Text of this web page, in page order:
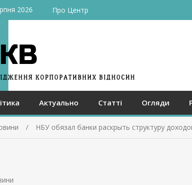
2026 Про Центр
Актуально Статті Огляди
НБУ обязал банки раскрыть структуру